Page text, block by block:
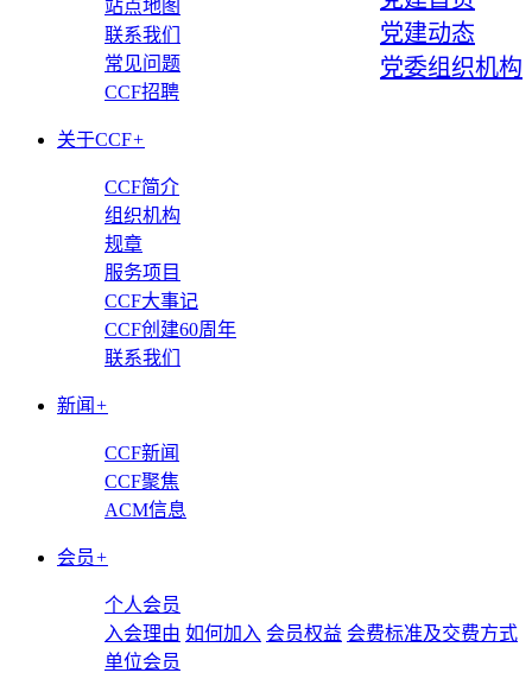
党建动态
党委组织机构
站点地图
联系我们
常见问题
CCF招聘
关于CCF+
CCF简介
组织机构
规章
服务项目
CCF大事记
CCF创建60周年
联系我们
新闻 +
CCF新闻
CCF聚焦
ACM信息
会员+
个人会员
入会理由 如何加入 会员权益 会费标准及交费方式
单位会员